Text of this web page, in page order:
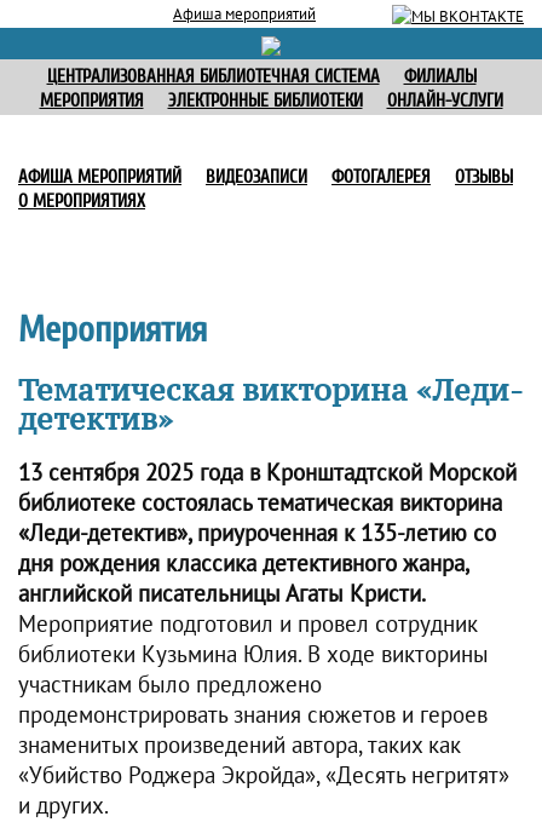
Афиша мероприятий
ЦЕНТРАЛИЗОВАННАЯ БИБЛИОТЕЧНАЯ СИСТЕМА
ФИЛИАЛЫ
МЕРОПРИЯТИЯ
ЭЛЕКТРОННЫЕ БИБЛИОТЕКИ ОНЛАЙН-УСЛУГИ
АФИША МЕРОПРИЯТИЙ ВИДЕОЗАПИСИ ФОТОГАЛЕРЕЯ
ОТЗЫВЫ
О МЕРОПРИЯТИЯХ
Мероприятия
Тематическая викторина «Леди-
детектив»
13 сентября 2025 года в Кронштадтской Морской
библиотеке состоялась тематическая викторина
«Леди-детектив», приуроченная к 135-летию со
дня рождения классика детективного жанра,
английской писательницы Агаты Кристи.
Мероприятие подготовил и провел сотрудник
библиотеки Кузьмина Юлия. В ходе викторины
участникам было предложено
продемонстрировать знания сюжетов и героев
знаменитых произведений автора, таких как
«Убийство Роджера Экройда», «Десять негритят»
и других.